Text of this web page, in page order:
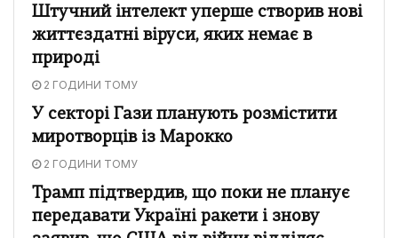
Штучний інтелект уперше створив нові
життєздатні віруси, яких немає в
природі
2 ГОДИНИ ТОМУ
У секторі Гази планують розмістити
миротворців із Марокко
2 ГОДИНИ ТОМУ
Трамп підтвердив, що поки не планує
передавати Україні ракети і знову